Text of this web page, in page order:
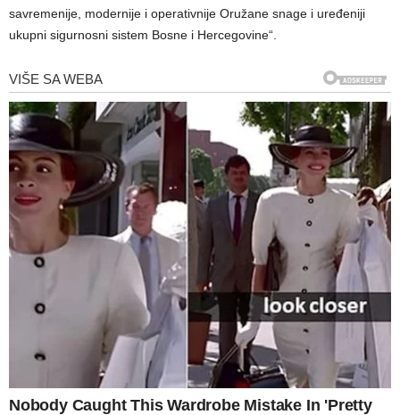
savremenije, modernije i operativnije Oružane snage i uređeniji
ukupni sigurnosni sistem Bosne i Hercegovine“.